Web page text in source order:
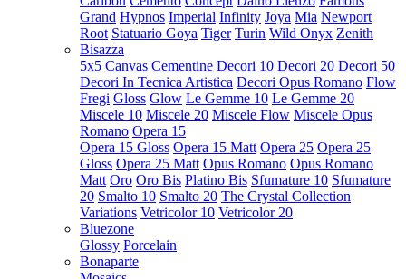
Grand Hypnos Imperial Infinity Joya Mia Newport
Root Statuario Goya Tiger Turin Wild Onyx Zenith
Bisazza
5x5 Canvas Cementine Decori 10 Decori 20 Decori 50
Decori In Tecnica Artistica Decori Opus Romano Flow
Fregi Gloss Glow Le Gemme 10 Le Gemme 20
Miscele 10 Miscele 20 Miscele Flow Miscele Opus
Romano Opera 15
Opera 15 Gloss Opera 15 Matt Opera 25 Opera 25
Gloss Opera 25 Matt Opus Romano Opus Romano
Matt Oro Oro Bis Platino Bis Sfumature 10 Sfumature
20 Smalto 10 Smalto 20 The Crystal Collection
Variations Vetricolor 10 Vetricolor 20
Bluezone
Glossy Porcelain
Bonaparte